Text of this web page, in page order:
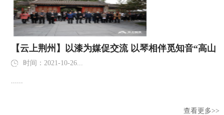
【云上荆州】以漆为媒促交流 以琴相伴觅知音“高山
流水——楚式漆器髹饰技
时间：2021-10-26...
......
查看更多>>